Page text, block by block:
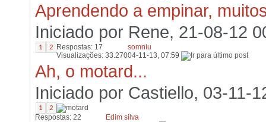
Aprendendo a empinar,
Iniciado por Rene, 21-08-12
1 2
Respostas: 17
Visualizações: 33.270
somniu
04-11-13, 07:59
Ah, o motard...
Iniciado por Castiello, 03-11-
1 2
Respostas: 22
Edim silva